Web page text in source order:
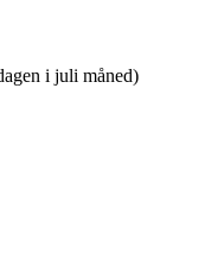
i juli måned)